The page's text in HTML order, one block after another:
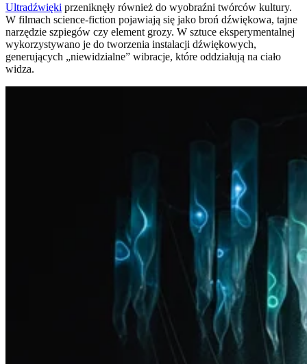
Ultradźwięki przeniknęły również do wyobraźni twórców kultury.
W filmach science-fiction pojawiają się jako broń dźwiękowa, tajne
narzędzie szpiegów czy element grozy. W sztuce eksperymentalnej
wykorzystywano je do tworzenia instalacji dźwiękowych,
generujących „niewidzialne” wibracje, które oddziałują na ciało
widza.